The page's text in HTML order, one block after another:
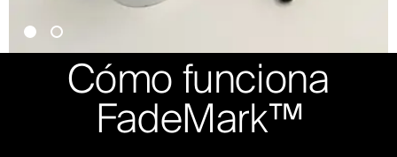
Cómo funciona
FadeMark™